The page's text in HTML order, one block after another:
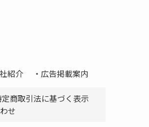
紹介
広告掲載案内
定商取引法に基づく表示
せ